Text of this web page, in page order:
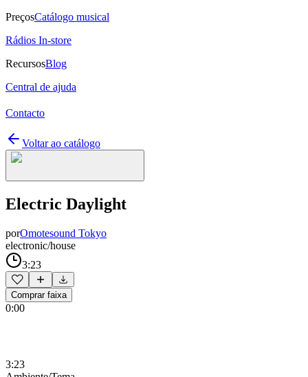
PreçosCatálogo musical
Rádios In-store
RecursosBlog
Central de ajuda
Contacto
Voltar ao catálogo
Electric Daylight
porOmotesound Tokyo
electronic/house
3:23
Comprar faixa
0:00
3:23